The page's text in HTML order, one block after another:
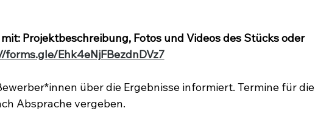
Projektbeschreibung, Fotos und Videos des Stücks oder
forms.gle/Ehk4eNjFBezdnDVz7
über die Ergebnisse informiert. Termine für die
Absprache vergeben.